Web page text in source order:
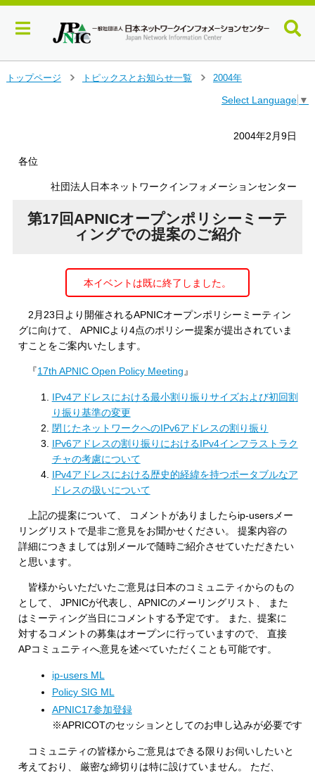
トップページ
トピックスとお知らせ一覧
2004年
Select Language ▼
2004年2月9日
各位
社団法人日本ネットワークインフォメーションセンター
第17回APNICオープンポリシーミーテ
ィングでの提案のご紹介
本イベントは既に終了しました。
2月23日より開催されるAPNICオープンポリシーミーティン
グに向けて、 APNICより4点のポリシー提案が提出されていま
すことをご案内いたします。
『17th APNIC Open Policy Meeting』
IPv4アドレスにおける最小割り振りサイズおよび初回割
り振り基準の変更
閉じたネットワークへのIPv6アドレスの割り振り
IPv6アドレスの割り振りにおけるIPv4インフラストラク
チャの考慮について
IPv4アドレスにおける歴史的経緯を持つポータブルなア
ドレスの扱いについて
上記の提案について、 コメントがありましたらip-usersメー
リングリストで是非ご意見をお聞かせください。 提案内容の
詳細につきましては別メールで随時ご紹介させていただきたい
と思います。
皆様からいただいたご意見は日本のコミュニティからのもの
として、 JPNICが代表し、APNICのメーリングリスト、 また
はミーティング当日にコメントする予定です。 また、提案に
対するコメントの募集はオープンに行っていますので、 直接
APコミュニティへ意見を述べていただくことも可能です。
ip-users ML
Policy SIG ML
APNIC17参加登録
※APRICOTのセッションとしてのお申し込みが必要です
コミュニティの皆様からご意見はできる限りお伺いしたいと
考えており、 厳密な締切りは特に設けていません。 ただ、